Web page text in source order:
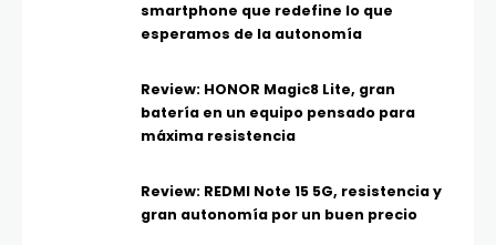
smartphone que redefine lo que
esperamos de la autonomía
Review: HONOR Magic8 Lite, gran
batería en un equipo pensado para
máxima resistencia
Review: REDMI Note 15 5G, resistencia y
gran autonomía por un buen precio